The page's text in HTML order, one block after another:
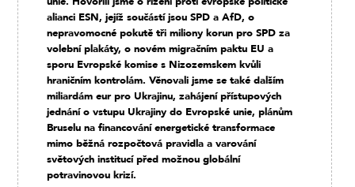
alianci ESN, jejíž součástí jsou SPD a AfD, o
nepravomocné pokutě tři miliony korun pro SPD za
volební plakáty, o novém migračním paktu EU a
sporu Evropské komise s Nizozemskem kvůli
hraničním kontrolám. Věnovali jsme se také dalším
miliardám eur pro Ukrajinu, zahájení přístupových
jednání o vstupu Ukrajiny do Evropské unie, plánům
Bruselu na financování energetické transformace
mimo běžná rozpočtová pravidla a varování
světových institucí před možnou globální
potravinovou krizí.